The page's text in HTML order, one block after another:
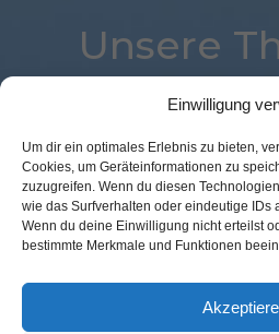
Einwilligung
Um dir ein optimales Erlebnis zu bieten,
Cookies, um Geräteinformationen zu
zuzugreifen. Wenn du diesen
wie das Surfverhalten oder eindeutige IDs
Wenn du deine Einwilligung nicht erteilst
bestimmte Merkmale und Funktionen
Unsere
Loyalty eCommerce
POS Connect
Expertenwissen
Location
Commerce
Payment
Augmented Reality